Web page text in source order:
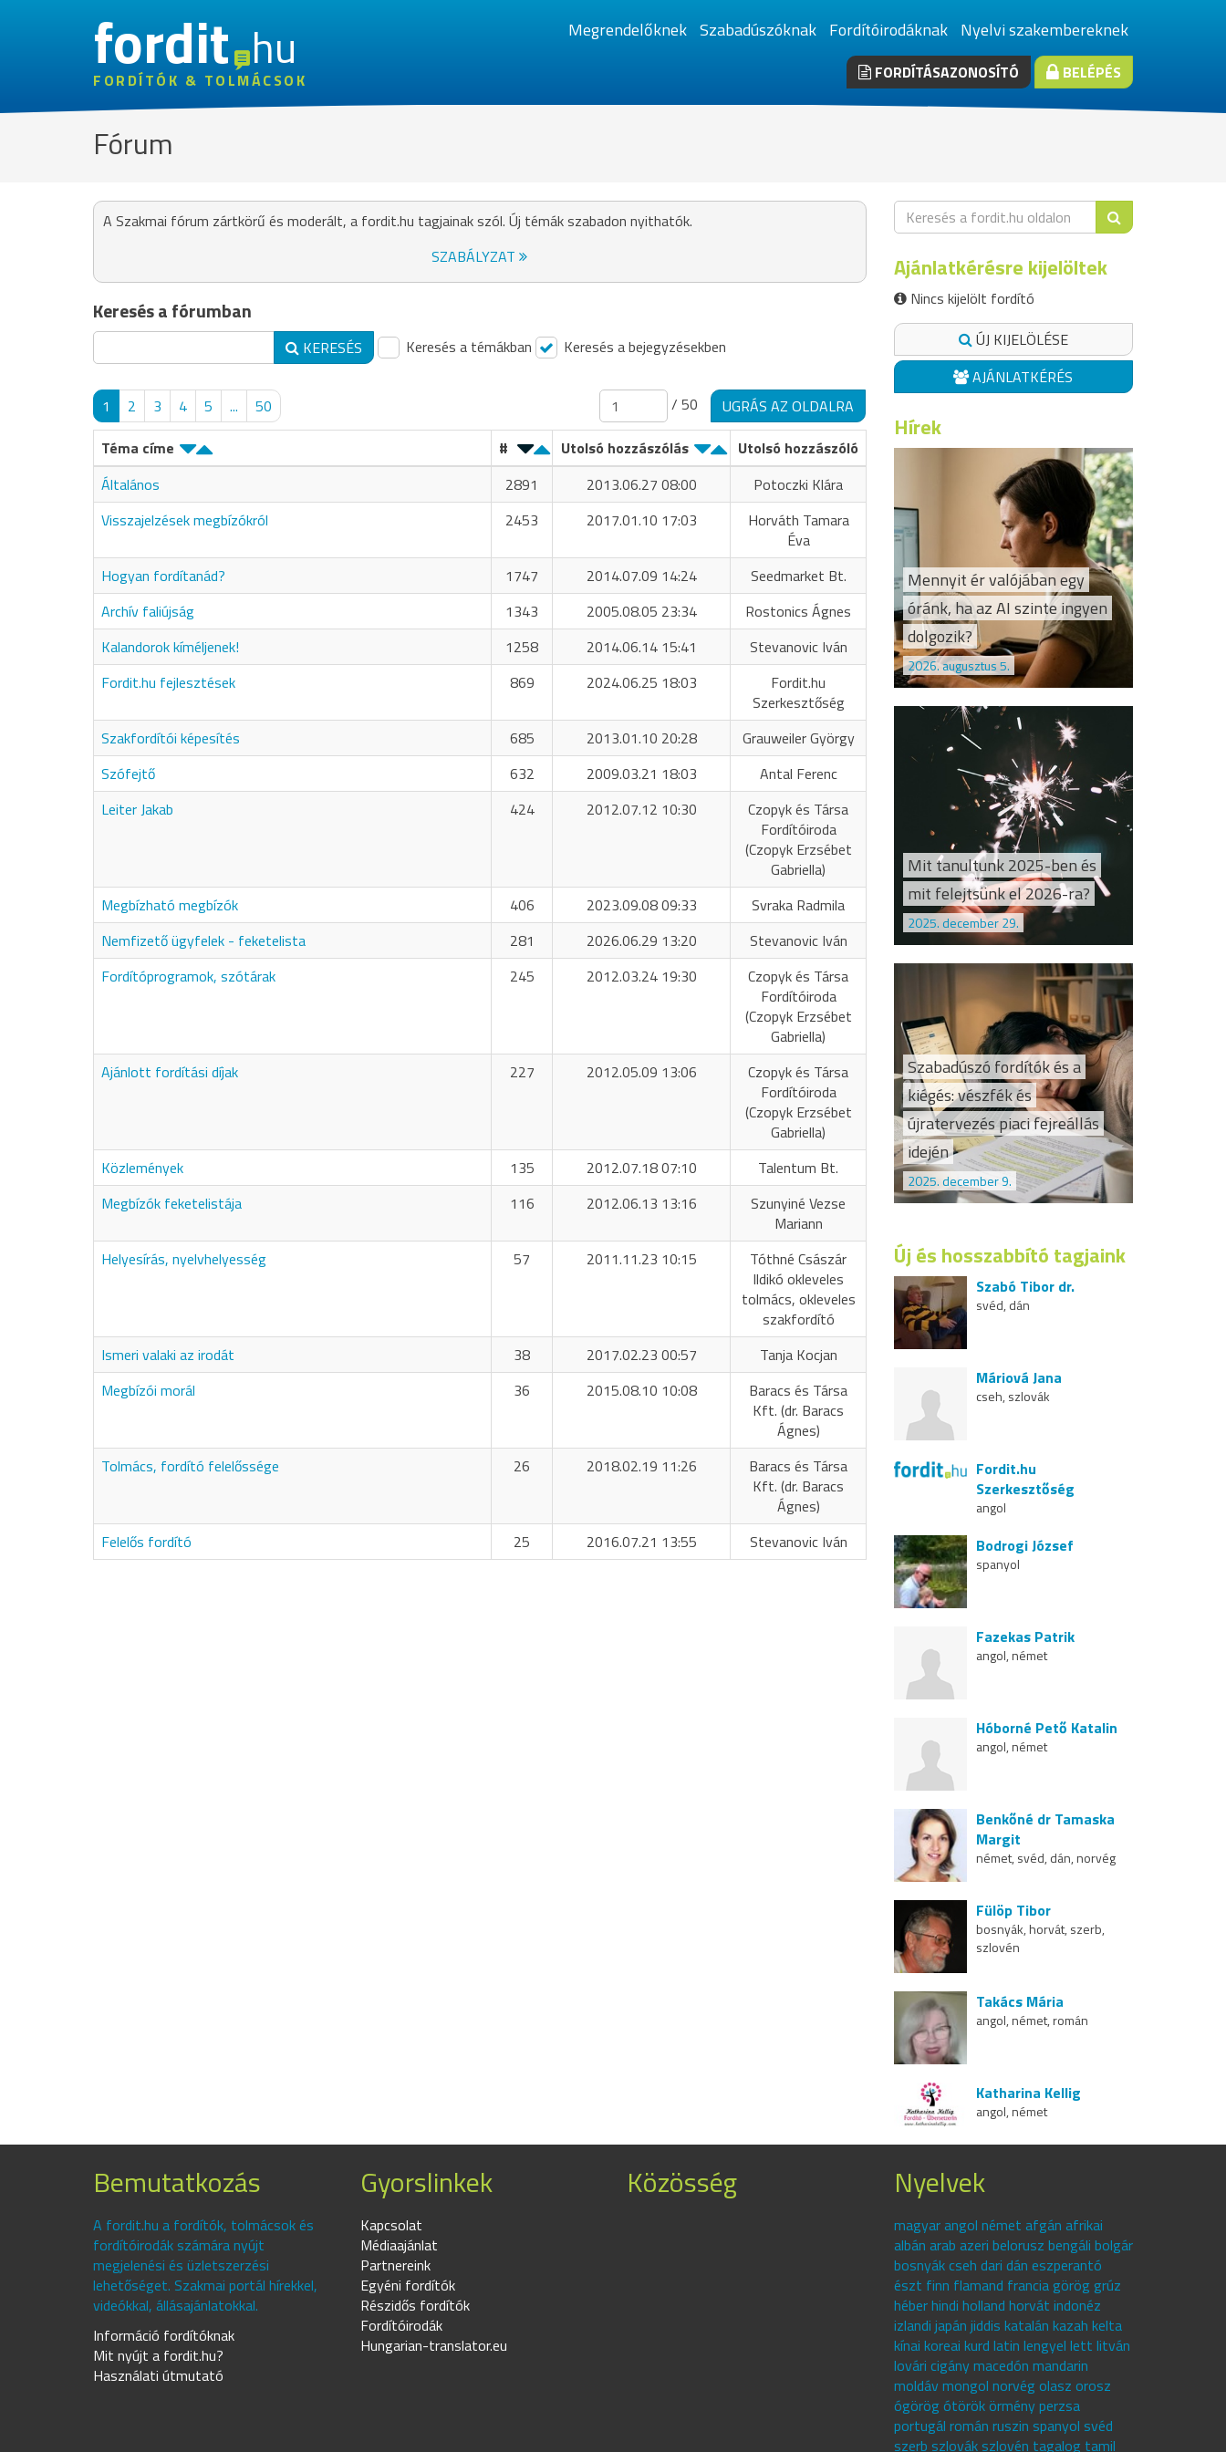
fordithu
FORDÍTÓK & TOLMÁCSOK
Megrendelőknek Szabadúszóknak Fordítóirodáknak Nyelvi szakembereknek
FORDÍTÁSAZONOSÍTÓ BELÉPÉS
Fórum
A Szakmai fórum zártkörű és moderált, a fordit.hu tagjainak szól. Új témák szabadon nyithatók.
SZABÁLYZAT
Keresés a fórumban
KERESÉS Keresés a témákban Keresés a bejegyzésekben
1 2 3 4 5 ... 50 / 50
UGRÁS AZ OLDALRA
Téma címe
# Utolsó hozzászólás
Utolsó hozzászóló
Általános
2891 2013.06.27 08:00
Potoczki Klára
Visszajelzések megbízókról
2453 2017.01.10 17:03
Horváth Tamara
Éva
Hogyan fordítanád?
1747 2014.07.09 14:24
Seedmarket Bt.
Archív faliújság
1343 2005.08.05 23:34
Rostonics Ágnes
Kalandorok kíméljenek!
1258 2014.06.14 15:41
Stevanovic Iván
Fordit.hu fejlesztések
869 2024.06.25 18:03
Fordit.hu
Szerkesztőség
Szakfordítói képesítés
685 2013.01.10 20:28
Grauweiler György
Szófejtő
632 2009.03.21 18:03
Antal Ferenc
Leiter Jakab
424 2012.07.12 10:30
Czopyk és Társa
Fordítóiroda
(Czopyk Erzsébet
Gabriella)
Megbízható megbízók
406 2023.09.08 09:33
Svraka Radmila
Nemfizető ügyfelek - feketelista
281 2026.06.29 13:20
Stevanovic Iván
Fordítóprogramok, szótárak
245 2012.03.24 19:30
Czopyk és Társa
Fordítóiroda
(Czopyk Erzsébet
Gabriella)
Ajánlott fordítási díjak
227 2012.05.09 13:06
Czopyk és Társa
Fordítóiroda
(Czopyk Erzsébet
Gabriella)
Közlemények
135 2012.07.18 07:10
Talentum Bt.
Megbízók feketelistája
116 2012.06.13 13:16
Szunyiné Vezse
Mariann
Helyesírás, nyelvhelyesség
57 2011.11.23 10:15
Tóthné Császár
Ildikó okleveles
tolmács, okleveles
szakfordító
Ismeri valaki az irodát
38 2017.02.23 00:57
Tanja Kocjan
Megbízói morál
36 2015.08.10 10:08
Baracs és Társa
Kft. (dr. Baracs
Ágnes)
Tolmács, fordító felelőssége
26 2018.02.19 11:26
Baracs és Társa
Kft. (dr. Baracs
Ágnes)
Felelős fordító
25 2016.07.21 13:55 Stevanovic Iván
Ajánlatkérésre kijelöltek
Nincs kijelölt fordító
ÚJ KIJELÖLÉSE
AJÁNLATKÉRÉS
Hírek
Mennyit ér valójában egy
óránk, ha az AI szinte ingyen
dolgozik?
2026. augusztus 5.
Mit tanultunk 2025-ben és
mit felejtsünk el 2026-ra?
2025. december 29.
Szabadúszó fordítók és a
kiégés: vészfék és
újratervezés piaci fejreállás
idején
2025. december 9.
Új és hosszabbító tagjaink
Szabó Tibor dr.
svéd, dán
Máriová Jana
cseh, szlovák
Fordit.hu
Szerkesztőség
angol
Bodrogi József
spanyol
Fazekas Patrik
angol, német
Hóborné Pető Katalin
angol, német
Benkőné dr Tamaska
Margit
német, svéd, dán, norvég
Fülöp Tibor
bosnyák, horvát, szerb,
szlovén
Takács Mária
angol, német, román
Katharina Kellig
angol, német
Bemutatkozás
A fordit.hu a fordítók, tolmácsok és
fordítóirodák számára nyújt
megjelenési és üzletszerzési
lehetőséget. Szakmai portál hírekkel,
videókkal, állásajánlatokkal.
Információ fordítóknak
Mit nyújt a fordit.hu?
Használati útmutató
Gyorslinkek
Kapcsolat
Médiaajánlat
Partnereink
Egyéni fordítók
Részidős fordítók
Fordítóirodák
Hungarian-translator.eu
Közösség Nyelvek
magyar angol német afgán afrikai
albán arab azeri belorusz bengáli bolgár
bosnyák cseh dari dán eszperantó
észt finn flamand francia görög grúz
héber hindi holland horvát indonéz
izlandi japán jiddis katalán kazah kelta
kínai koreai kurd latin lengyel lett litván
lovári cigány macedón mandarin
moldáv mongol norvég olasz orosz
ógörög ótörök örmény perzsa
portugál román ruszin spanyol svéd
szerb szlovák szlovén tagalog tamil